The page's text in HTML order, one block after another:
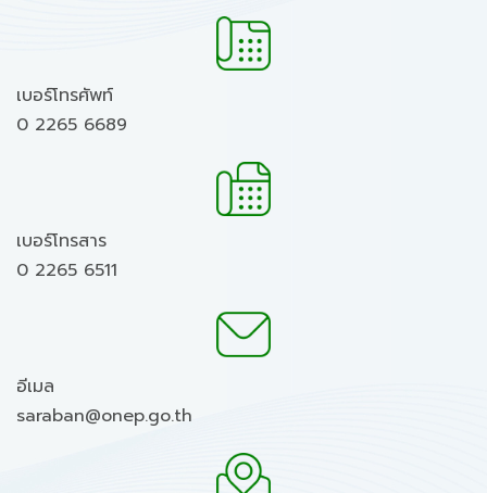
เบอร์โทรศัพท์
0 2265 6689
เบอร์โทรสาร
0 2265 6511
อีเมล
saraban@onep.go.th